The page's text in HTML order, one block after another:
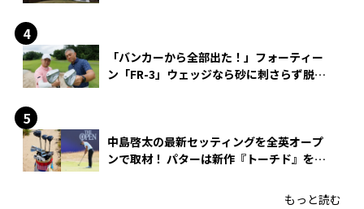
「バンカーから全部出た！」フォーティー
ン「FR-3」ウェッジなら砂に刺さらず脱出
中島啓太の最新セッティングを全英オープ
ンで取材！ パターは新作『トーチド』を投
もっと読む